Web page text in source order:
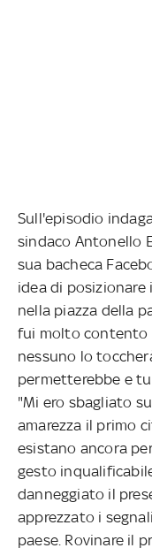
Sull'episodio
sindaco Antonello
sua bacheca
idea di
nella piazza della
fui molto contento
nessuno lo
permetterebbe e
"Mi ero sbagliato
amarezza il primo
esistano ancora
gesto
danneggiato il
apprezzato i
paese. Rovinare il